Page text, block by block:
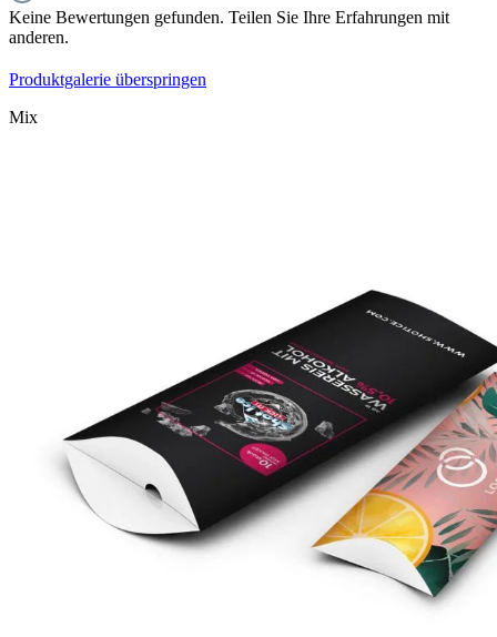
Keine Bewertungen gefunden. Teilen Sie Ihre Erfahrungen mit
anderen.
Produktgalerie überspringen
Mix